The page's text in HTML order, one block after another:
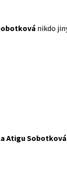
nikdo
Atigu Sobotková